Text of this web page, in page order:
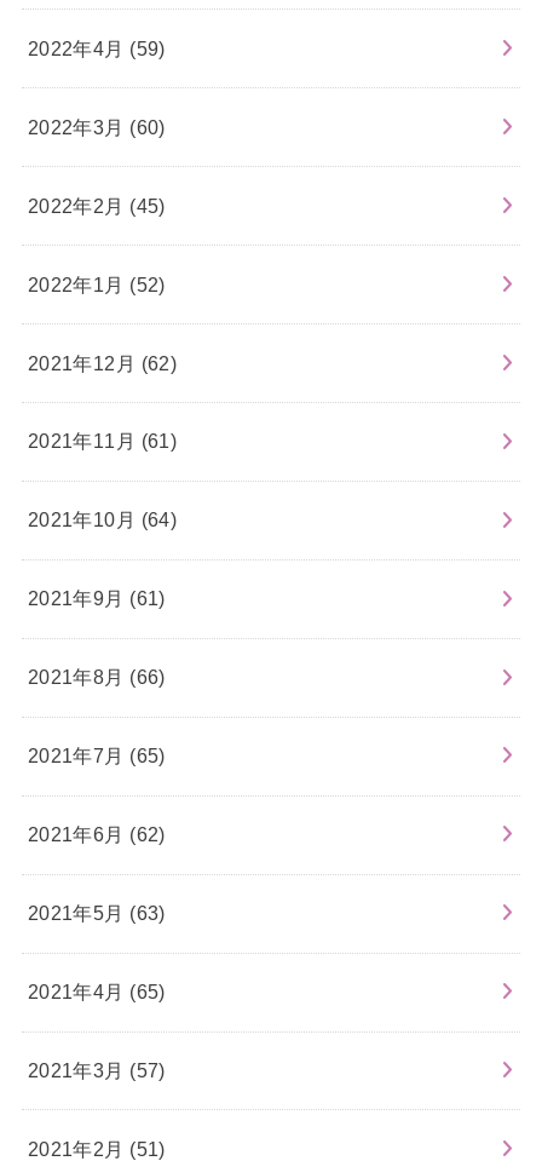
2022年4月 (59)
2022年3月 (60)
2022年2月 (45)
2022年1月 (52)
2021年12月 (62)
2021年11月 (61)
2021年10月 (64)
2021年9月 (61)
2021年8月 (66)
2021年7月 (65)
2021年6月 (62)
2021年5月 (63)
2021年4月 (65)
2021年3月 (57)
2021年2月 (51)